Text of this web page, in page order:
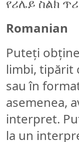
Romanian
Puteți
limbi, tipărit
sau în
asemenea,
interpret.
la un